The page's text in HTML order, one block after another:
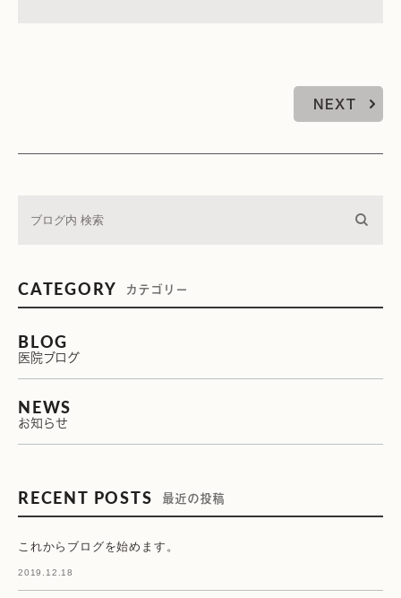
NEXT
CATEGORY カテゴリー
BLOG
医院ブログ
NEWS
お知らせ
RECENT POSTS 最近の投稿
これからブログを始めます。
2019.12.18